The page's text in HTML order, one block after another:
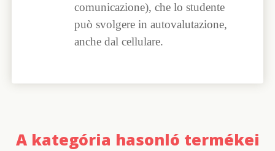
comunicazione), che lo studente
può svolgere in autovalutazione,
anche dal cellulare.
A kategória hasonló termékei